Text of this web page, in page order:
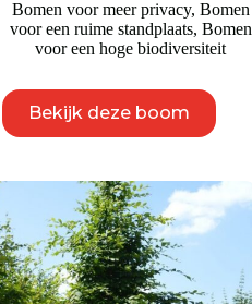
Bomen voor meer privacy, Bomen
voor een ruime standplaats, Bomen
voor een hoge biodiversiteit
Bekijk deze boom
product
heeft
Deze
optie
kan
gekozen
worden
op